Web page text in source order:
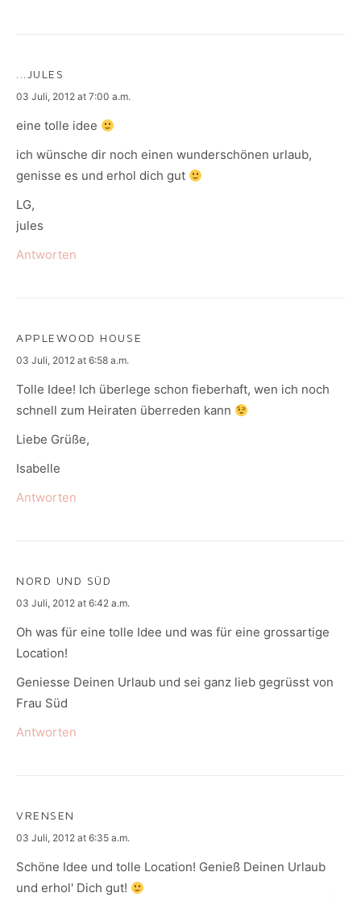
...JULES
says:
03 Juli, 2012 at 7:00 a.m.
eine tolle idee
ich wünsche dir noch einen wunderschönen urlaub,
genisse es und erhol dich gut
LG,
jules
Antworten
APPLEWOOD HOUSE
says:
03 Juli, 2012 at 6:58 a.m.
Tolle Idee! Ich überlege schon fieberhaft, wen ich noch
schnell zum Heiraten überreden kann
Liebe Grüße,
Isabelle
Antworten
NORD UND SÜD
says:
03 Juli, 2012 at 6:42 a.m.
Oh was für eine tolle Idee und was für eine grossartige
Location!
Geniesse Deinen Urlaub und sei ganz lieb gegrüsst von
Frau Süd
Antworten
VRENSEN
says:
03 Juli, 2012 at 6:35 a.m.
Schöne Idee und tolle Location! Genieß Deinen Urlaub
und erhol' Dich gut!